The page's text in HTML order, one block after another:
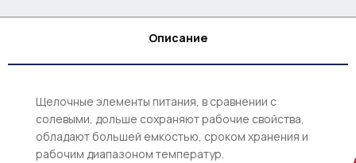
Описание
Щелочные элементы питания, в сравнении с
солевыми, дольше сохраняют рабочие свойства,
обладают большей емкостью, сроком хранения и
рабочим диапазоном температур.